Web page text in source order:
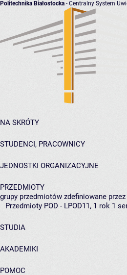
Politechnika Białostocka - Centralny System
NA SKRÓTY
STUDENCI, PRACOWNICY
JEDNOSTKI ORGANIZACYJNE
PRZEDMIOTY
grupy przedmiotów zdefiniowane
Przedmioty POD - LPOD11, 1 rok 1
STUDIA
AKADEMIKI
POMOC